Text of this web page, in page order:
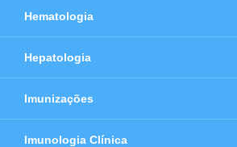
Hematologia
Hepatologia
Imunizações
Imunologia Clínica